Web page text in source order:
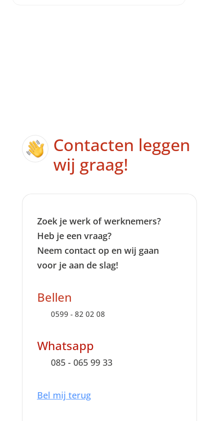
Contacten leggen
wij graag!
Zoek je werk of werknemers?
Heb je een vraag?
Neem contact op en wij gaan
voor je aan de slag!
Bellen
0599 - 82 02 08
Whatsapp
085 - 065 99 33
Bel mij terug